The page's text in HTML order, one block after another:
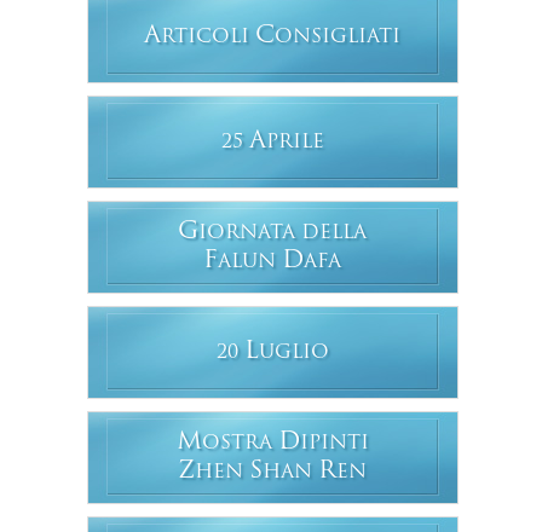
ARTICOLI CONSIGLIATI
25 APRILE
GIORNATA DELLA
FALUN DAFA
20 LUGLIO
MOSTRA DIPINTI
ZHEN SHAN REN